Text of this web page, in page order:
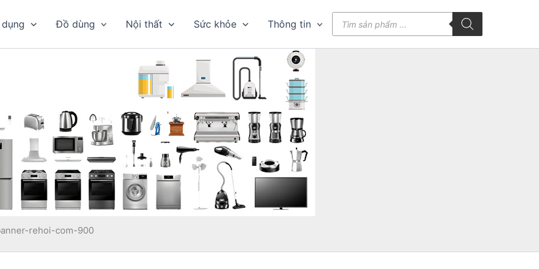
Đồ dùng Nội thất Sức khỏe Thông tin
kiếm
rehoi-com-900